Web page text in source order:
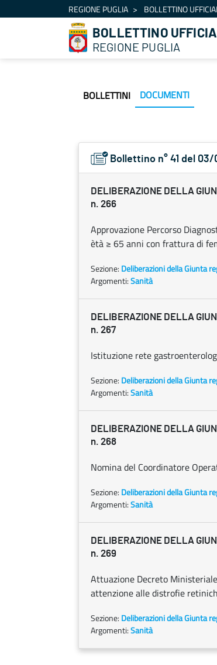
Salta al contenutoREGIONE PUGLIA BOLLETTINO
BOLLETTINO
REGIONE PUGLIA
BOLLETTINI DOCUMENTI
Bollettino n° 41 del
DELIBERAZIONE DELLA
n. 266
Approvazione Percorso
ètà ≥ 65 anni con frattura di
Sezione: Deliberazioni della Giunta
Argomenti:Sanità
DELIBERAZIONE DELLA
n. 267
Istituzione rete
Sezione: Deliberazioni della Giunta
Argomenti:Sanità
DELIBERAZIONE DELLA
n. 268
Nomina del Coordinatore
Sezione: Deliberazioni della Giunta
Argomenti:Sanità
DELIBERAZIONE DELLA
n. 269
Attuazione Decreto
attenzione alle distrofie
Sezione: Deliberazioni della Giunta
Argomenti:Sanità